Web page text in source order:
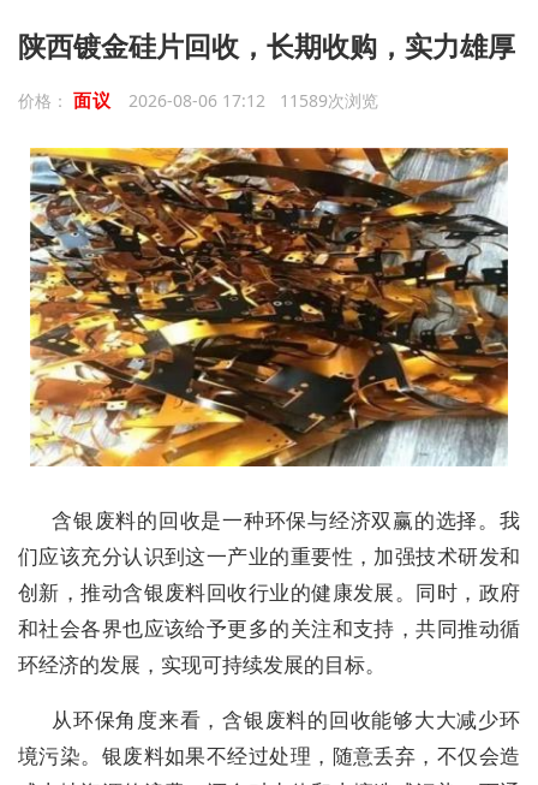
陕西镀金硅片回收，长期收购，实力雄厚
价格： 面议 2026-08-06 17:12 11589次浏览
含银废料的回收是一种环保与经济双赢的选择。我
们应该充分认识到这一产业的重要性，加强技术研发和
创新，推动含银废料回收行业的健康发展。同时，政府
和社会各界也应该给予更多的关注和支持，共同推动循
环经济的发展，实现可持续发展的目标。
从环保角度来看，含银废料的回收能够大大减少环
境污染。银废料如果不经过处理，随意丢弃，不仅会造